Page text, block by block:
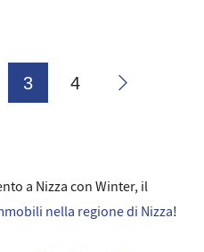
3 4
a Nizza con Winter, il
nella regione di Nizza!